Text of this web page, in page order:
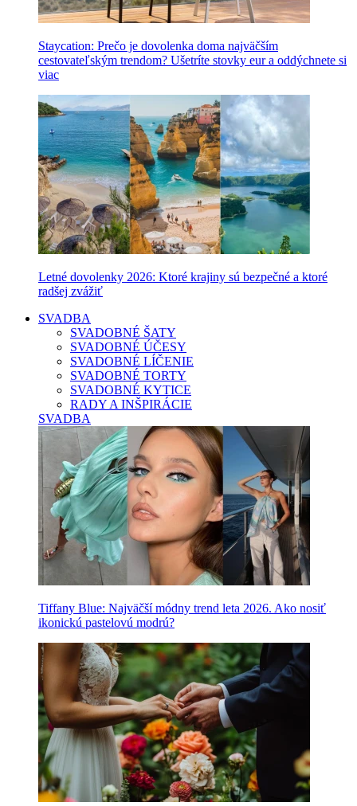
Staycation: Prečo je dovolenka doma najväčším
cestovateľským trendom? Ušetríte stovky eur a oddýchnete si
viac
Letné dovolenky 2026: Ktoré krajiny sú bezpečné a ktoré
radšej zvážiť
SVADBA
SVADOBNÉ ŠATY
SVADOBNÉ ÚČESY
SVADOBNÉ LÍČENIE
SVADOBNÉ TORTY
SVADOBNÉ KYTICE
RADY A INŠPIRÁCIE
SVADBA
Tiffany Blue: Najväčší módny trend leta 2026. Ako nosiť
ikonickú pastelovú modrú?